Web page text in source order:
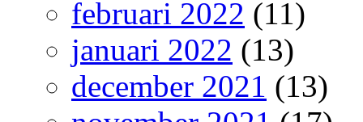
februari 2022 (11)
januari 2022 (13)
december 2021 (13)